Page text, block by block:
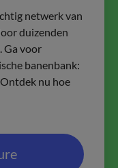
netwerk van
duizenden
Ga voor
banenbank:
nu hoe